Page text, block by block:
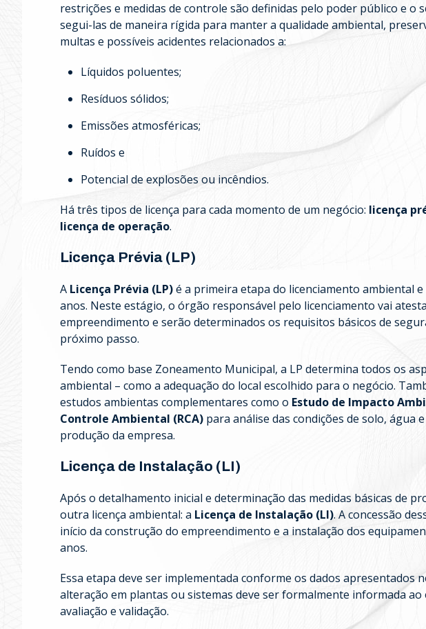
restrições e medidas de controle são definidas pelo poder público e o
segui-las de maneira rígida para manter a qualidade ambiental,
multas e possíveis acidentes relacionados a:
Líquidos poluentes;
Resíduos sólidos;
Emissões atmosféricas;
Ruídos e
Potencial de explosões ou incêndios.
Há três tipos de licença para cada momento de um negócio: licença
licença de operação.
Licença Prévia (LP)
A Licença Prévia (LP)é a primeira etapa do licenciamento ambiental e
anos. Neste estágio, o órgão responsável pelo licenciamento vai
empreendimento e serão determinados os requisitos básicos de
próximo passo.
Tendo como base Zoneamento Municipal, a LP determina todos os
ambiental – como a adequação do local escolhido para o negócio.
estudos ambientas complementares como o Estudo de Impacto
Controle Ambiental (RCA) para análise das condições de solo, água
produção da empresa.
Licença de Instalação (LI)
Após o detalhamento inicial e determinação das medidas básicas de
outra licença ambiental: a Licença de Instalação (LI). A concessão
início da construção do empreendimento e a instalação dos
anos.
Essa etapa deve ser implementada conforme os dados apresentados
alteração em plantas ou sistemas deve ser formalmente informada
avaliação e validação.